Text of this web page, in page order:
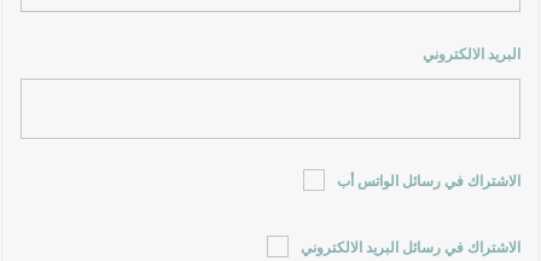
البريد الالكتروني
الاشتراك في رسائل الواتس أب
الاشتراك في رسائل البريد الالكتروني